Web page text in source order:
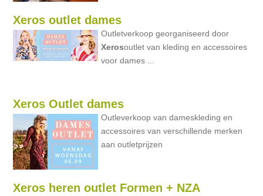
Xeros outlet dames
Outletverkoop georganiseerd door
Xerosoutlet van kleding en accessoires
voor dames ...
Xeros Outlet dames
Outleverkoop van dameskleding en
accessoires van verschillende merken
aan outletprijzen
Xeros heren outlet Formen + NZA